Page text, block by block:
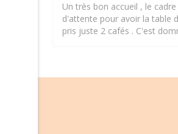
Un très bon accueil , le
d'attente pour avoir la table
pris juste 2 cafés . C'est